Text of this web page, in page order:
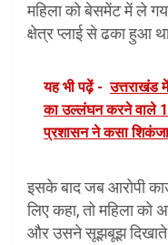
महिला को बेसमेंट में ले
क्षेत्र प्लाई से ढका हुआ
यह भी पढ़ें - उत्तराखंड
का उल्लंघन करने वाले
प्रशासन ने कसा शिकंजा
इसके बाद जब आरोपी
लिए कहा, तो महिला को
और उसने सूझबूझ दिखाते